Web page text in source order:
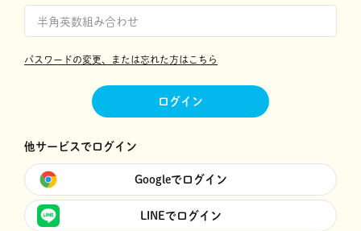
パスワードの変更、または忘れた方はこちら
ログイン
他サービスでログイン
Googleでログイン
LINEでログイン